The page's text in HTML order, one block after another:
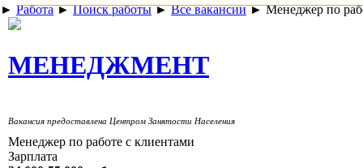
► Работа►Поиск работы►Все вакансии►Менеджер по
МЕНЕДЖМЕНТ
Вакансия предоставлена Центром Занятости Населения
Менеджер по работе с клиентами
Зарплата